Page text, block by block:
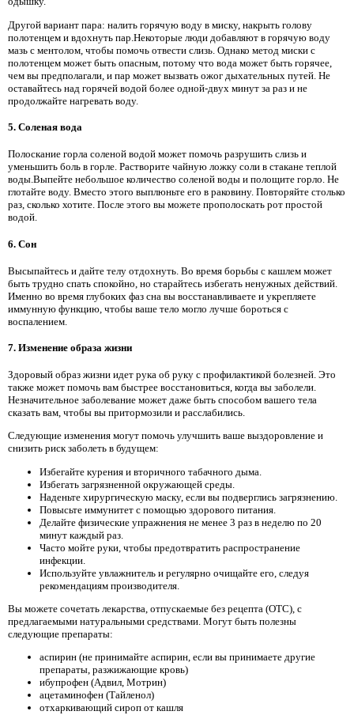
Другой вариант пара: налить горячую воду в миску, накрыть голову
полотенцем и вдохнуть пар.Некоторые люди добавляют в горячую воду
мазь с ментолом, чтобы помочь отвести слизь. Однако метод миски с
полотенцем может быть опасным, потому что вода может быть горячее,
чем вы предполагали, и пар может вызвать ожог дыхательных путей. Не
оставайтесь над горячей водой более одной-двух минут за раз и не
продолжайте нагревать воду.
5. Соленая вода
Полоскание горла соленой водой может помочь разрушить слизь и
уменьшить боль в горле. Растворите чайную ложку соли в стакане теплой
воды.Выпейте небольшое количество соленой воды и полощите горло. Не
глотайте воду. Вместо этого выплюньте его в раковину. Повторяйте столько
раз, сколько хотите. После этого вы можете прополоскать рот простой
водой.
6. Сон
Высыпайтесь и дайте телу отдохнуть. Во время борьбы с кашлем может
быть трудно спать спокойно, но старайтесь избегать ненужных действий.
Именно во время глубоких фаз сна вы восстанавливаете и укрепляете
иммунную функцию, чтобы ваше тело могло лучше бороться с
воспалением.
7. Изменение образа жизни
Здоровый образ жизни идет рука об руку с профилактикой болезней. Это
также может помочь вам быстрее восстановиться, когда вы заболели.
Незначительное заболевание может даже быть способом вашего тела
сказать вам, чтобы вы притормозили и расслабились.
Следующие изменения могут помочь улучшить ваше выздоровление и
снизить риск заболеть в будущем:
Избегайте курения и вторичного табачного дыма.
Избегать загрязненной окружающей среды.
Наденьте хирургическую маску, если вы подверглись загрязнению.
Повысьте иммунитет с помощью здорового питания.
Делайте физические упражнения не менее 3 раз в неделю по 20
минут каждый раз.
Часто мойте руки, чтобы предотвратить распространение
инфекции.
Используйте увлажнитель и регулярно очищайте его, следуя
рекомендациям производителя.
Вы можете сочетать лекарства, отпускаемые без рецепта (OTC), с
предлагаемыми натуральными средствами. Могут быть полезны
следующие препараты:
аспирин (не принимайте аспирин, если вы принимаете другие
препараты, разжижающие кровь)
ибупрофен (Адвил, Мотрин)
ацетаминофен (Тайленол)
отхаркивающий сироп от кашля